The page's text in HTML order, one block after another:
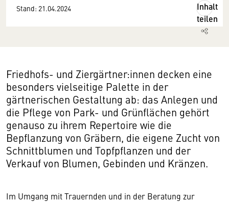
Stand: 21.04.2024
Inhalt
teilen
Friedhofs- und Ziergärtner:innen decken eine
besonders vielseitige Palette in der
gärtnerischen Gestaltung ab: das Anlegen und
die Pflege von Park- und Grünflächen gehört
genauso zu ihrem Repertoire wie die
Bepflanzung von Gräbern, die eigene Zucht von
Schnittblumen und Topfpflanzen und der
Verkauf von Blumen, Gebinden und Kränzen.
Im Umgang mit Trauernden und in der Beratung zur